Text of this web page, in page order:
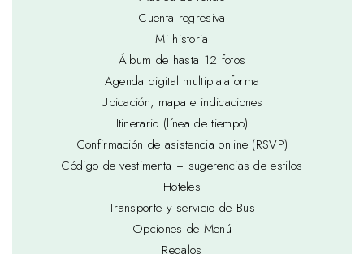
Cuenta regresiva
Mi historia
Álbum de hasta 12 fotos
Agenda digital multiplataforma
Ubicación, mapa e indicaciones
Itinerario (línea de tiempo)
Confirmación de asistencia online (RSVP)
Código de vestimenta + sugerencias de estilos
Hoteles
Transporte y servicio de Bus
Opciones de Menú
Regalos